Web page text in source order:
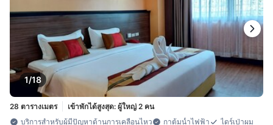
1/18
28 ตารางเมตร
เข้าพักได้สูงสุด: ผู้ใหญ่ 2 คน
บริการสำหรับผู้มีปัญหาด้านการเคลื่อนไหว
กาต้มน้ำไฟฟ้า
ไดร์เป่าผม